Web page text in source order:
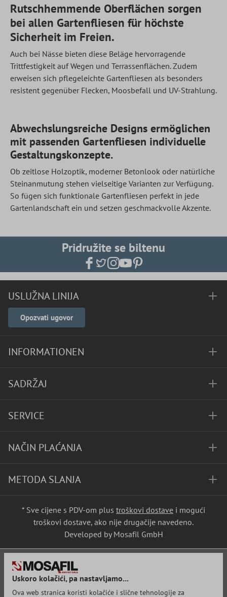
Rutschhemmende Oberflächen sorgen
bei allen Gartenfliesen für höchste
Sicherheit im Freien.
Auch bei Nässe bieten diese Beläge hervorragende
Trittfestigkeit auf Wegen und Terrassenflächen. Zudem
erweisen sich pflegeleichte Gartenfliesen als besonders
resistent gegenüber Flecken, Moosbefall und UV-Strahlung.
Abwechslungsreiche Designs ermöglichen
mit passenden Gartenfliesen individuelle
Gestaltungskonzepte.
Ob zeitlose Holzoptik, moderner Betonlook oder natürliche
Steinanmutung stehen vielseitige Varianten zur Verfügung.
So fügen sich funktionale Gartenfliesen perfekt in jede
Gartenlandschaft ein und setzen geschmackvolle Akzente.
Pridružite se biltenu
USLUŽNA LINIJA
Opozvati ugovor
INFORMATIONEN
SADRŽAJ
SERVICE
NAČIN PLAĆANJA
METODA SLANJA
* Sve cijene s PDV-om plus troškovi dostave i mogući
troškovi dostave, ako nije drugačije navedeno.
Developed by Mosafil GmbH
Uskoro kolačići, pa nastavljamo...
Ova web stranica koristi kolačiće i slične tehnologije za